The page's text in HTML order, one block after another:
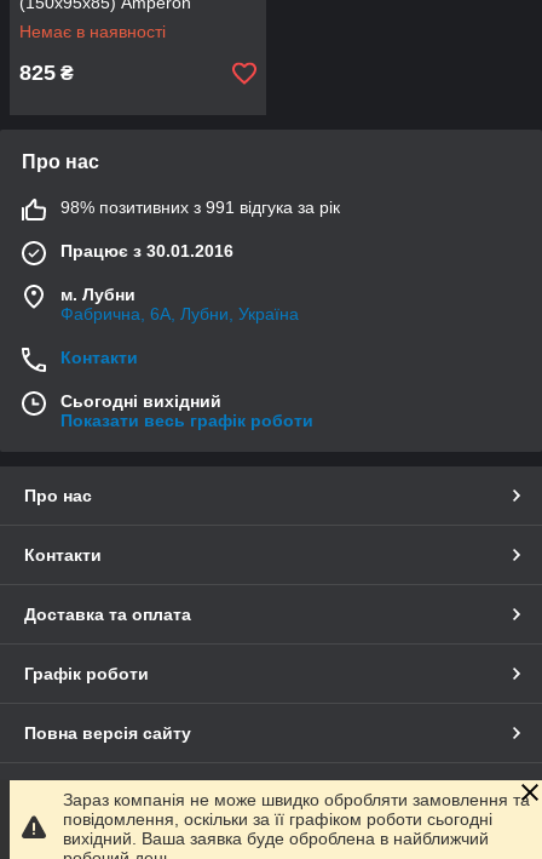
Немає в наявності
825 ₴
Про нас
98% позитивних з 991 відгука за рік
Працює з 30.01.2016
м. Лубни
Фабрична, 6А, Лубни, Україна
Контакти
Сьогодні вихідний
Показати весь графік роботи
Про нас
Контакти
Доставка та оплата
Графік роботи
Повна версія сайту
Сайт створено на маркетплейсі Prom.ua
Політика конфіденційності
Зараз компанія не може швидко обробляти замовлення та
повідомлення, оскільки за її графіком роботи сьогодні
вихідний. Ваша заявка буде оброблена в найближчий